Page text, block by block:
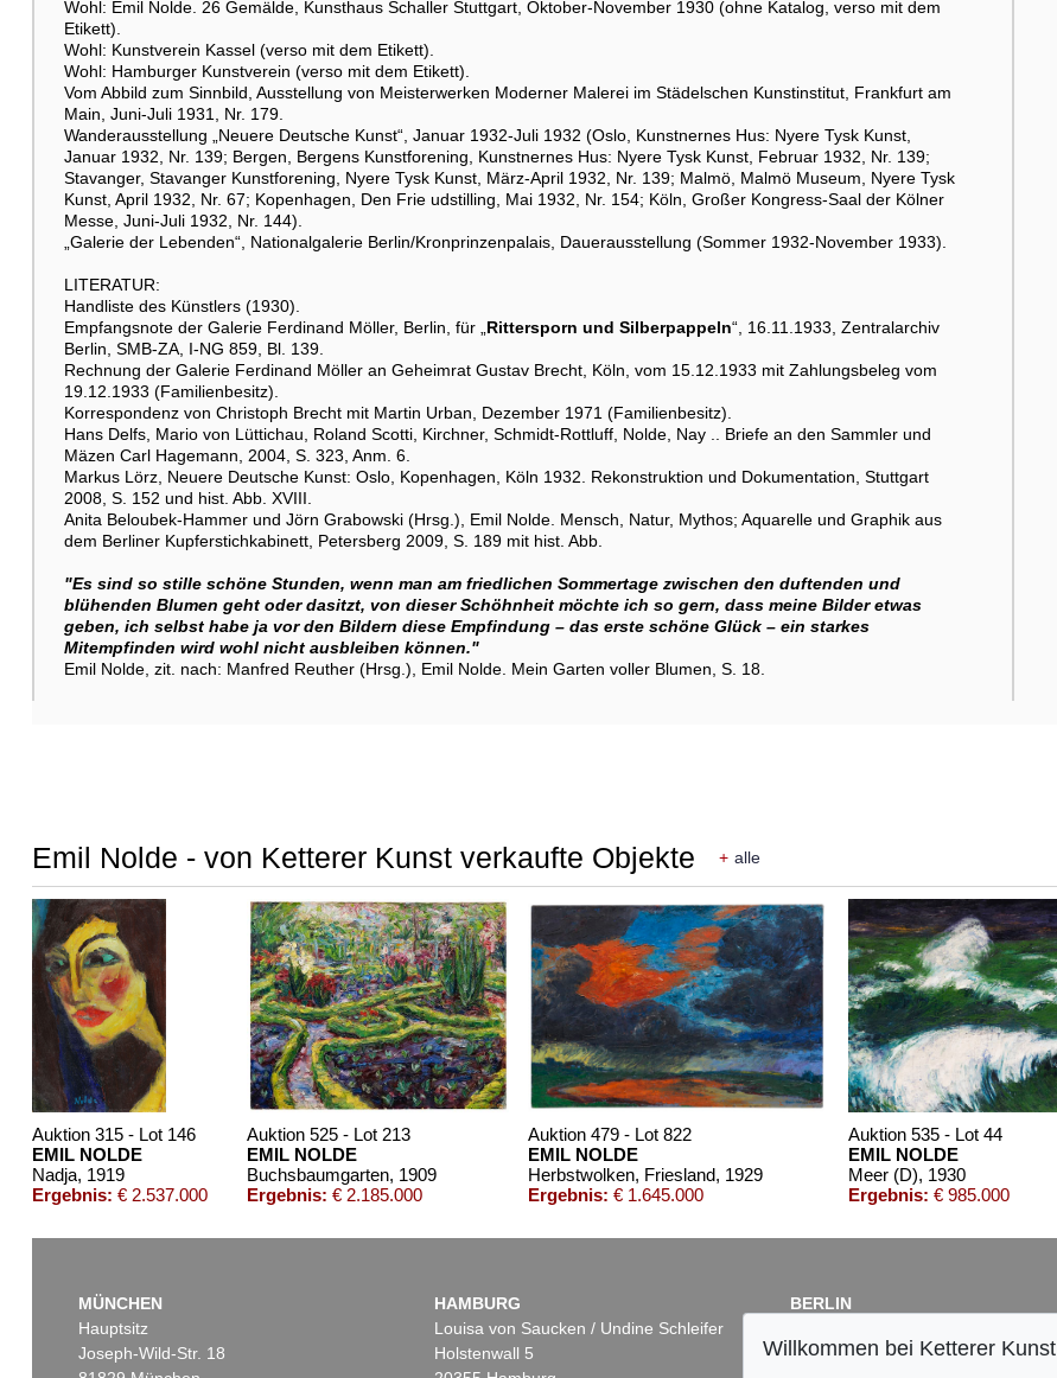
Raumbeispiel
Wohl: Emil Nolde. 26 Gemälde, Kunsthaus Schaller Stuttgart, Oktober-November 1930 (ohne Katalog, verso mit dem
Etikett).
Wohl: Kunstverein Kassel (verso mit dem Etikett).
Wohl: Hamburger Kunstverein (verso mit dem Etikett).
Vom Abbild zum Sinnbild, Ausstellung von Meisterwerken Moderner Malerei im Städelschen Kunstinstitut, Frankfurt am
Main, Juni-Juli 1931, Nr. 179.
Wanderausstellung „Neuere Deutsche Kunst“, Januar 1932-Juli 1932 (Oslo, Kunstnernes Hus: Nyere Tysk Kunst,
Januar 1932, Nr. 139; Bergen, Bergens Kunstforening, Kunstnernes Hus: Nyere Tysk Kunst, Februar 1932, Nr. 139;
Stavanger, Stavanger Kunstforening, Nyere Tysk Kunst, März-April 1932, Nr. 139; Malmö, Malmö Museum, Nyere Tysk
Kunst, April 1932, Nr. 67; Kopenhagen, Den Frie udstilling, Mai 1932, Nr. 154; Köln, Großer Kongress-Saal der Kölner
Messe, Juni-Juli 1932, Nr. 144).
„Galerie der Lebenden“, Nationalgalerie Berlin/Kronprinzenpalais, Dauerausstellung (Sommer 1932-November 1933).
LITERATUR:
Handliste des Künstlers (1930).
Empfangsnote der Galerie Ferdinand Möller, Berlin, für „ Rittersporn und Silberpappeln“, 16.11.1933, Zentralarchiv
Berlin, SMB-ZA, I-NG 859, Bl. 139.
Rechnung der Galerie Ferdinand Möller an Geheimrat Gustav Brecht, Köln, vom 15.12.1933 mit Zahlungsbeleg vom
19.12.1933 (Familienbesitz).
Korrespondenz von Christoph Brecht mit Martin Urban, Dezember 1971 (Familienbesitz).
Hans Delfs, Mario von Lüttichau, Roland Scotti, Kirchner, Schmidt-Rottluff, Nolde, Nay .. Briefe an den Sammler und
Mäzen Carl Hagemann, 2004, S. 323, Anm. 6.
Markus Lörz, Neuere Deutsche Kunst: Oslo, Kopenhagen, Köln 1932. Rekonstruktion und Dokumentation, Stuttgart
2008, S. 152 und hist. Abb. XVIII.
Anita Beloubek-Hammer und Jörn Grabowski (Hrsg.), Emil Nolde. Mensch, Natur, Mythos; Aquarelle und Graphik aus
dem Berliner Kupferstichkabinett, Petersberg 2009, S. 189 mit hist. Abb.
"Es sind so stille schöne Stunden, wenn man am friedlichen Sommertage zwischen den duftenden und
blühenden Blumen geht oder dasitzt, von dieser Schöhnheit möchte ich so gern, dass meine Bilder etwas
geben, ich selbst habe ja vor den Bildern diese Empfindung – das erste schöne Glück – ein starkes
Mitempfinden wird wohl nicht ausbleiben können."
Emil Nolde, zit. nach: Manfred Reuther (Hrsg.), Emil Nolde. Mein Garten voller Blumen, S. 18.
Emil Nolde - von Ketterer Kunst verkaufte Objekte + alle
Auktion 315 - Lot 146
EMIL NOLDE
Nadja, 1919
Ergebnis: € 2.537.000
Auktion 525 - Lot 213
EMIL NOLDE
Buchsbaumgarten, 1909
Ergebnis: € 2.185.000
Auktion 479 - Lot 822
EMIL NOLDE
Herbstwolken, Friesland, 1929
Ergebnis: € 1.645.000
Auktion 535 - Lot 44
EMIL NOLDE
Meer (D), 1930
Ergebnis: € 985.000
MÜNCHEN
Hauptsitz
Joseph-Wild-Str. 18
HAMBURG
Louisa von Saucken / Undine Schleifer
Holstenwall 5
BERLIN
Fasanenstr. 70
Willkommen bei Ketterer Kunst